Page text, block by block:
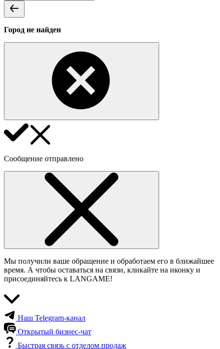
Город не найден
Сообщение отправлено
Мы получили ваше обращение и обработаем его в ближайшее
время. А чтобы оставаться на связи, кликайте на иконку и
присоединяйтесь к LANGAME!
Наш Telegram-канал
Открытый бизнес-чат
Быстрая связь с отделом продаж